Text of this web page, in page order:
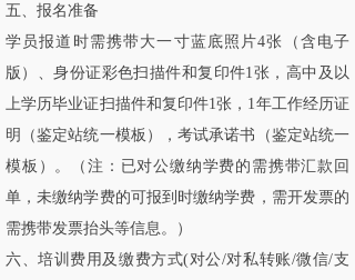
五、报名准备
学员报道时需携带大一寸蓝底照片4张（含电子
版）、身份证彩色扫描件和复印件1张，高中及以
上学历毕业证扫描件和复印件1张，1年工作经历证
明（鉴定站统一模板），考试承诺书（鉴定站统一
模板）。（注：已对公缴纳学费的需携带汇款回
单，未缴纳学费的可报到时缴纳学费，需开发票的
需携带发票抬头等信息。）
六、培训费用及缴费方式(对公/对私转账/微信/支